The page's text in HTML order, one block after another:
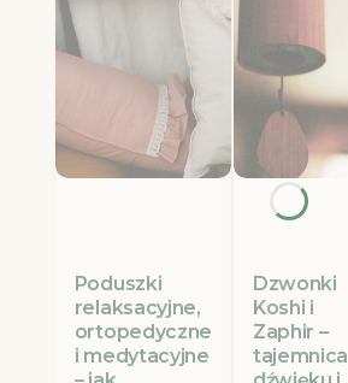
Poduszki
relaksacyjne,
ortopedyczne
i medytacyjne
Dzwonki
Koshi i
Zaphir –
tajemnica